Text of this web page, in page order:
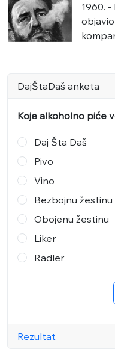
1960.
DajŠtaDaš anketa
Koje alkoholno piće
Daj Šta Daš
Pivo
Vino
Bezbojnu žestinu
Obojenu žestinu
Liker
Radler
Rezultat